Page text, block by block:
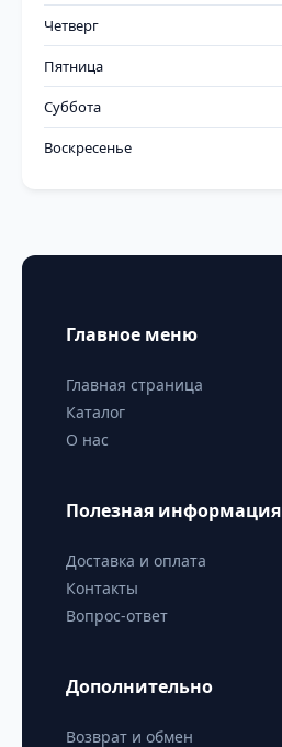
Четверг
Пятница
Суббота
Воскресенье
Главное меню
Главная страница
Каталог
О нас
Полезная информация
Доставка и оплата
Контакты
Вопрос-ответ
Дополнительно
Возврат и обмен